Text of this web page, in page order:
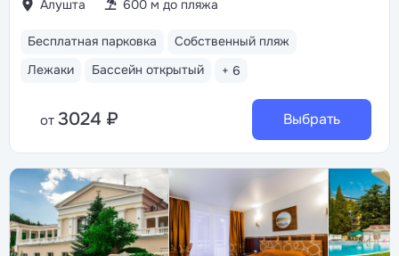
Алушта 600 м до пляжа
Бесплатная парковка
Собственный пляж
Лежаки
Бассейн открытый + 6
от 3024 ₽ Выбрать